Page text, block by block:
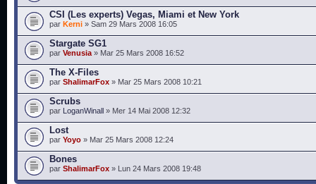
CSI (Les experts) Vegas, Miami et New York
par Kerni » Sam 29 Mars 2008 16:05
Stargate SG1
par Venusia » Mar 25 Mars 2008 16:52
The X-Files
par ShalimarFox » Mar 25 Mars 2008 10:21
Scrubs
par LoganWinall » Mer 14 Mai 2008 12:32
Lost
par Yoyo » Mar 25 Mars 2008 12:24
Bones
par ShalimarFox » Lun 24 Mars 2008 19:48